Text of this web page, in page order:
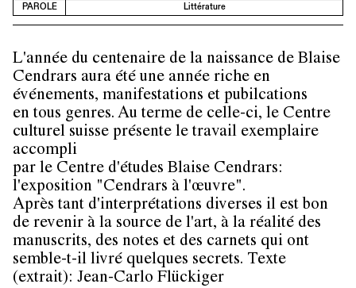
Médiathèque
Informations
FR/EN
PAROLE Littérature
L'année du centenaire de la naissance de Blaise
Cendrars aura été une année riche en
événements, manifestations et pubilcations
en tous genres. Au terme de celle-ci, le Centre
culturel suisse présente le travail exemplaire
accompli
par le Centre d'études Blaise Cendrars:
l'exposition "Cendrars à l'œuvre".
Après tant d'interprétations diverses il est bon
de revenir à la source de l'art, à la réalité des
manuscrits, des notes et des carnets qui ont
semble-t-il livré quelques secrets. Texte
(extrait): Jean-Carlo Flückiger